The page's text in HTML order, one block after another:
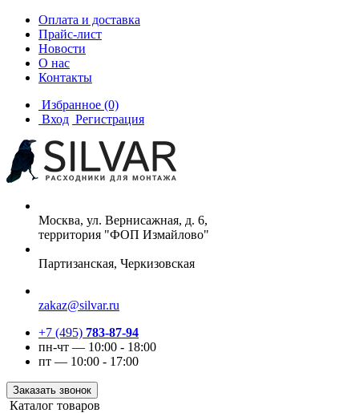
Оплата и доставка
Прайс-лист
Новости
О нас
Контакты
Избранное (0)
Вход Регистрация
Москва, ул. Вернисажная, д. 6,
территория "ФОП Измайлово"
Партизанская, Черкизовская
zakaz@silvar.ru
+7 (495) 783-87-94
пн-чт — 10:00 - 18:00
пт — 10:00 - 17:00
Заказать звонок
Каталог товаров